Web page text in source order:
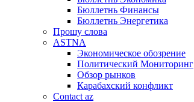
Бюллетнь Финансы
Бюллетнь Энергетика
Прошу слова
ASTNA
Экономическое обозрение
Политический Мониторинг
Обзор рынков
Карабахский конфликт
Contact az